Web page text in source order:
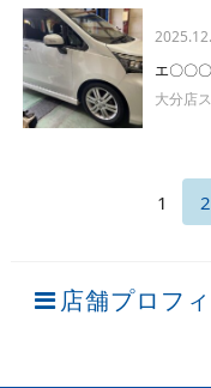
エ〇〇
大分店
1 2
店舗プロフ